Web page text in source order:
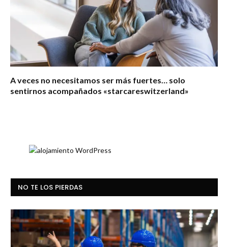
A veces no necesitamos ser más fuertes… solo
sentirnos acompañados «starcareswitzerland»
NO TE LOS PIERDAS